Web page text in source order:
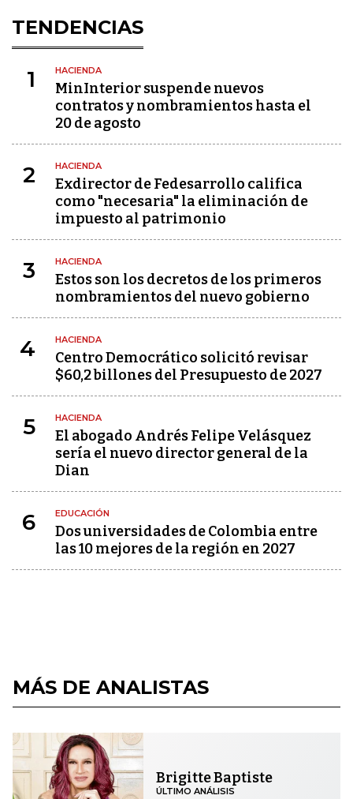
TENDENCIAS
1 HACIENDA
MinInterior suspende nuevos
contratos y nombramientos hasta el
20 de agosto
2 HACIENDA
Exdirector de Fedesarrollo califica
como "necesaria" la eliminación de
impuesto al patrimonio
3 HACIENDA
Estos son los decretos de los primeros
nombramientos del nuevo gobierno
4 HACIENDA
Centro Democrático solicitó revisar
$60,2 billones del Presupuesto de 2027
5 HACIENDA
El abogado Andrés Felipe Velásquez
sería el nuevo director general de la
Dian
6 EDUCACIÓN
Dos universidades de Colombia entre
las 10 mejores de la región en 2027
MÁS DE ANALISTAS
Brigitte Baptiste
ÚLTIMO ANÁLISIS